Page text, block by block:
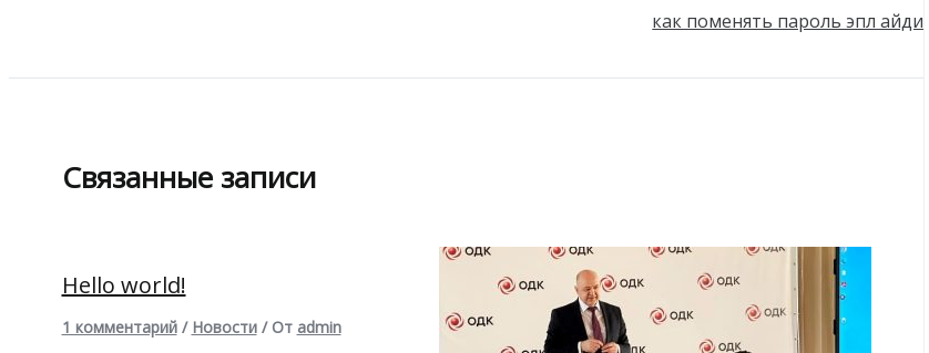
как поменять пароль эпл айди
Связанные записи
Hello world!
1 комментарий / Новости/ От admin